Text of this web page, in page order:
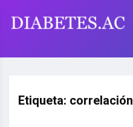
Etiqueta: correlación